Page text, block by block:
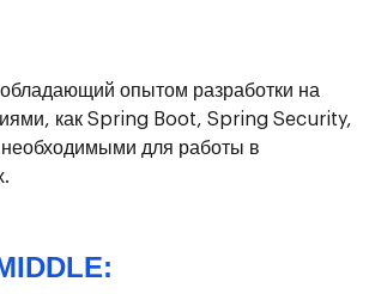
опытом разработки на
как Spring Boot, Spring Security,
для работы в